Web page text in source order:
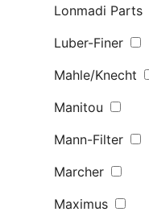
Lonmadi Parts
Luber-Finer
Mahle/Knecht
Manitou
Mann-Filter
Marcher
Maximus